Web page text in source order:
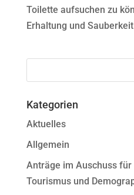
Toilette aufsuchen zu
Erhaltung und
Kategorien
Aktuelles
Allgemein
Anträge im Auschuss
Tourismus und